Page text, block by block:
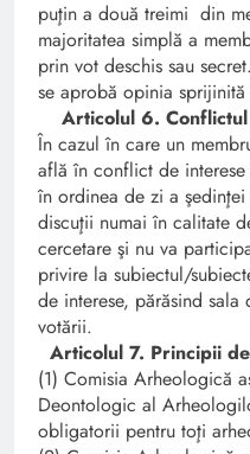
puţin a două treimi din
majoritatea simplă a
prin vot deschis sau
se aprobă opinia
Articolul 6. Conflictul
În cazul în care un
află în conflict de
în ordinea de zi a
discuţii numai în calitate
cercetare şi nu va
privire la subiectul/
de interese, părăsind
votării.
Articolul 7. Principii
(1) Comisia Arheologică
Deontologic al
obligatorii pentru toţi